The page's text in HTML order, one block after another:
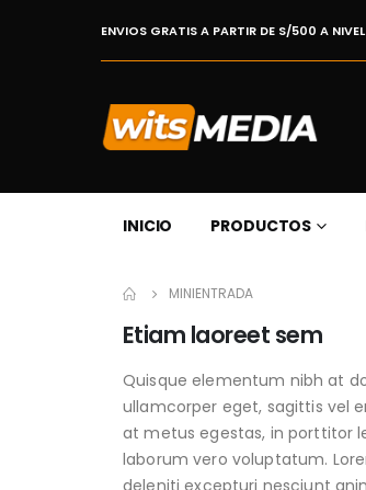
ENVIOS GRATIS A PARTIR DE S/500 A
INICIO PRODUCTOS
MINIENTRADA
Etiam laoreet sem
Quisque elementum nibh at
ullamcorper eget, sagittis vel
at metus egestas, in porttitor
laborum vero voluptatum.
deleniti excepturi nesciunt